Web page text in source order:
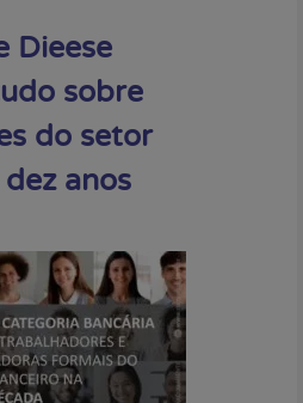
Dieese
sobre
do setor
anos